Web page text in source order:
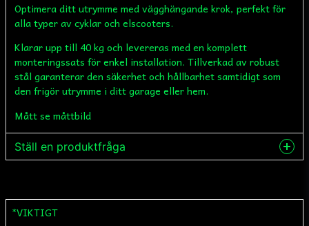
Optimera ditt utrymme med vägghängande krok, perfekt för
alla typer av cyklar och elscooters.
Klarar upp till 40 kg och levereras med en komplett
monteringssats för enkel installation. Tillverkad av robust
stål garanterar den säkerhet och hållbarhet samtidigt som
den frigör utrymme i ditt garage eller hem.
Mått se måttbild
Ställ en produktfråga
*VIKTIGT